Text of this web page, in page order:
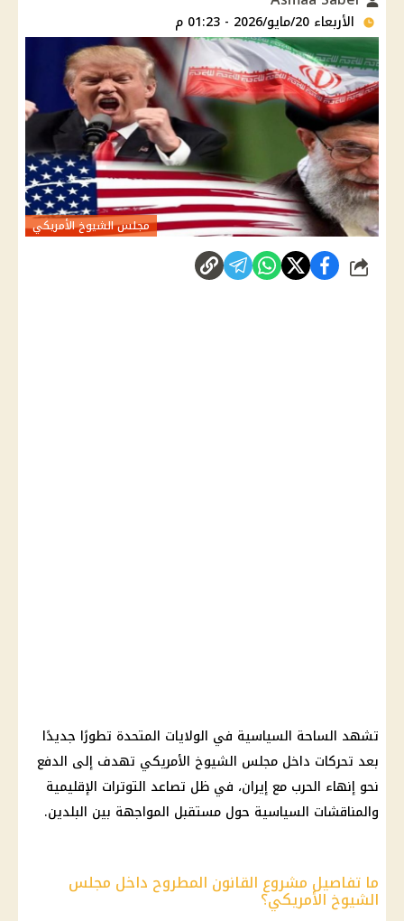
الأربعاء 20/مايو/2026 - 01:23 م
مجلس الشيوخ الأمريكي
شارك
تشهد الساحة السياسية في الولايات المتحدة تطورًا جديدًا
بعد تحركات داخل مجلس الشيوخ الأمريكي تهدف إلى الدفع
نحو إنهاء الحرب مع إيران، في ظل تصاعد التوترات الإقليمية
والمناقشات السياسية حول مستقبل المواجهة بين البلدين.
ما تفاصيل مشروع القانون المطروح داخل مجلس
الشيوخ الأمريكي؟